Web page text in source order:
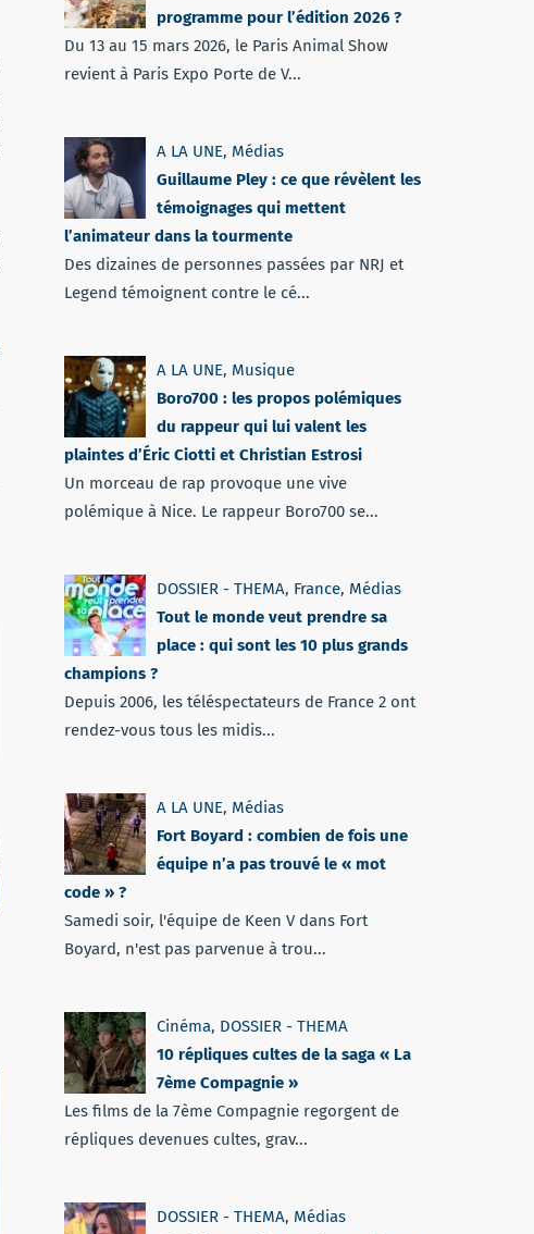
programme pour l’édition 2026 ?
Du 13 au 15 mars 2026, le Paris Animal Show
revient à Paris Expo Porte de V...
A LA UNE, Médias
Guillaume Pley : ce que révèlent les
témoignages qui mettent
l’animateur dans la tourmente
Des dizaines de personnes passées par NRJ et
Legend témoignent contre le cé...
A LA UNE, Musique
Boro700 : les propos polémiques
du rappeur qui lui valent les
plaintes d’Éric Ciotti et Christian Estrosi
Un morceau de rap provoque une vive
polémique à Nice. Le rappeur Boro700 se...
DOSSIER - THEMA, France, Médias
Tout le monde veut prendre sa
place : qui sont les 10 plus grands
champions ?
Depuis 2006, les téléspectateurs de France 2 ont
rendez-vous tous les midis...
A LA UNE, Médias
Fort Boyard : combien de fois une
équipe n’a pas trouvé le « mot
code » ?
Samedi soir, l'équipe de Keen V dans Fort
Boyard, n'est pas parvenue à trou...
Cinéma, DOSSIER - THEMA
10 répliques cultes de la saga « La
7ème Compagnie »
Les films de la 7ème Compagnie regorgent de
répliques devenues cultes, grav...
DOSSIER - THEMA, Médias